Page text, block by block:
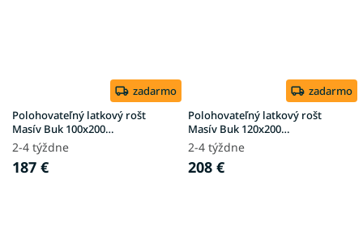
zadarmo
Polohovateľný latkový rošt
Masív Buk 100x200
(150kg/osoba)
2-4 týždne
187 €
zadarmo
Polohovateľný latkový rošt
Masív Buk 120x200
(150kg/osoba)
2-4 týždne
208 €